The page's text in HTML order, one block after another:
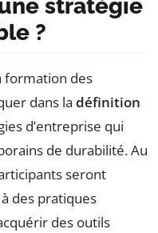
stratégie
?
formation des
dans la définition
d’entreprise qui
de durabilité. Au
seront
des pratiques
des outils